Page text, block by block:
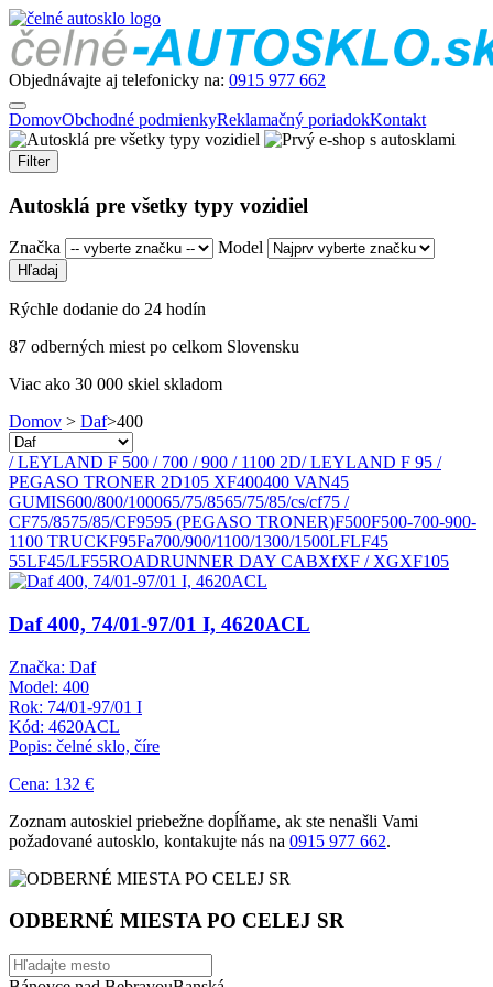
Objednávajte aj telefonicky na: 0915 977 662
DomovObchodné podmienkyReklamačný poriadokKontakt
Filter
Autosklá pre všetky typy vozidiel
Značka Model
Rýchle dodanie do 24 hodín
87 odberných miest po celkom Slovensku
Viac ako 30 000 skiel skladom
Domov > Daf>400
/ LEYLAND F 500 / 700 / 900 / 1100 2D/ LEYLAND F 95 /
PEGASO TRONER 2D105 XF400400 VAN45
GUMIS600/800/100065/75/8565/75/85/cs/cf75 /
CF75/8575/85/CF9595 (PEGASO TRONER)F500F500-700-900-
1100 TRUCKF95Fa700/900/1100/1300/1500LFLF45
55LF45/LF55ROADRUNNER DAY CABXfXF / XGXF105
Daf 400, 74/01-97/01 I, 4620ACL
Značka: Daf
Model: 400
Rok: 74/01-97/01 I
Kód: 4620ACL
Popis: čelné sklo, číre
Cena: 132 €
Zoznam autoskiel priebežne dopĺňame, ak ste nenašli Vami
požadované autosklo, kontakujte nás na 0915 977 662.
ODBERNÉ MIESTA PO CELEJ SR